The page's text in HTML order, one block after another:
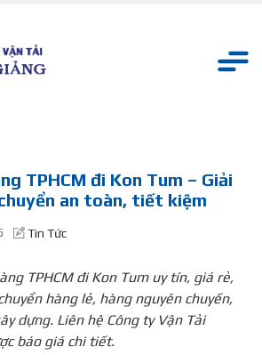
TPHCM đi Kon Tum – Giải
an toàn, tiết kiệm
Tin Tức
TPHCM đi Kon Tum uy tín, giá rẻ,
hàng lẻ, hàng nguyên chuyến,
dựng. Liên hệ Công ty Vận Tải
báo giá chi tiết.